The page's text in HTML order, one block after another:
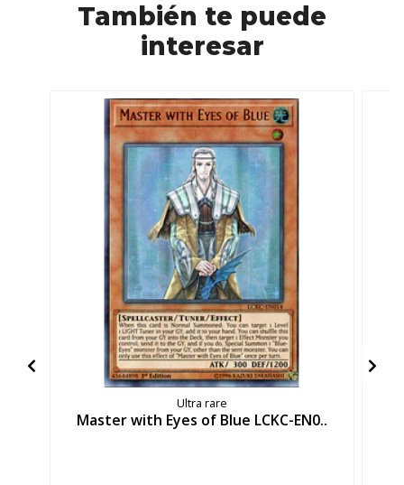
También te puede
interesar
Ultra rare
Master with Eyes of Blue LCKC-EN0..